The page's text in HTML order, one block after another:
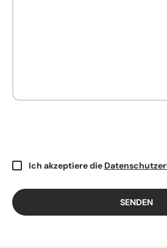
Ich akzeptiere die
SENDEN